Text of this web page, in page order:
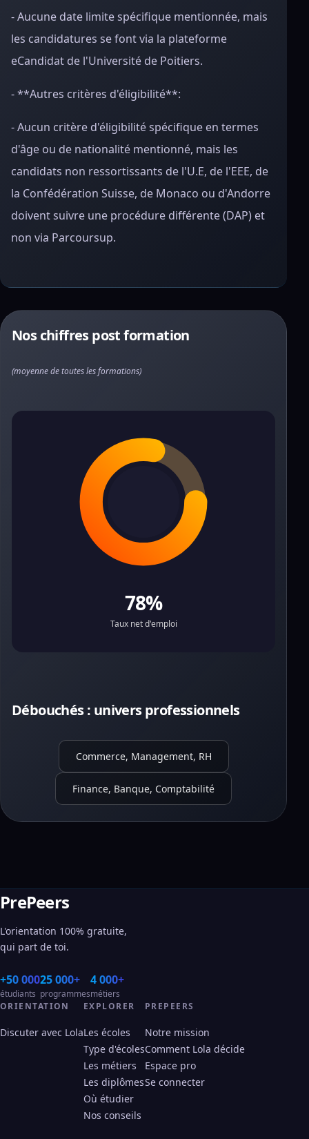
- Aucune date limite spécifique mentionnée, mais
les candidatures se font via la plateforme
eCandidat de l'Université de Poitiers.
- **Autres critères d'éligibilité**:
- Aucun critère d'éligibilité spécifique en termes
d'âge ou de nationalité mentionné, mais les
candidats non ressortissants de l'U.E, de l'EEE, de
la Confédération Suisse, de Monaco ou d'Andorre
doivent suivre une procédure différente (DAP) et
non via Parcoursup.
Nos chiffres post formation
(moyenne de toutes les formations)
78%
Taux net d'emploi
Débouchés : univers professionnels
Commerce, Management, RH
Finance, Banque, Comptabilité
PrePeers
L'orientation 100% gratuite,
qui part de toi.
+50 000
étudiants
25 000+
programmes
4 000+
métiers
ORIENTATION
Discuter avec Lola
EXPLORER
Les écoles
Type d'écoles
Les métiers
Les diplômes
Où étudier
Nos conseils
PREPEERS
Notre mission
Comment Lola décide
Espace pro
Se connecter